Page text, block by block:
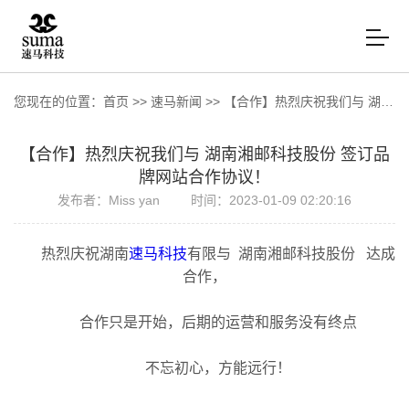
您现在的位置： 首页 >> 速马新闻 >> 【合作】热烈庆祝我们与 湖南湘邮科技股份 签订品牌网站合作协议！
【合作】热烈庆祝我们与 湖南湘邮科技股份 签订品
牌网站合作协议！
发布者：Miss yan 时间：2023-01-09 02:20:16
热烈庆祝湖南速马科技有限与 湖南湘邮科技股份 达成
合作，
合作只是开始，后期的运营和服务没有终点
不忘初心，方能远行！